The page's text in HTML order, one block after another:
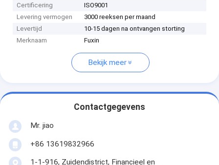
Certificering
ISO9001
Levering vermogen
3000 reeksen per maand
Levertijd
10-15 dagen na ontvangen storting
Merknaam
Fuxin
Bekijk meer
Contactgegevens
Mr. jiao
+86 13619832966
1-1-916, Zuidendistrict, Financieel en